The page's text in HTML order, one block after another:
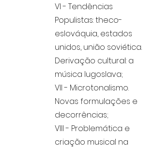
VI - Tendências
Populistas: theco-
eslováquia, estados
unidos, união soviética.
Derivação cultural: a
música Iugoslava;
VII - Microtonalismo.
Novas formulações e
decorrências;
VIII - Problemática e
criação musical na